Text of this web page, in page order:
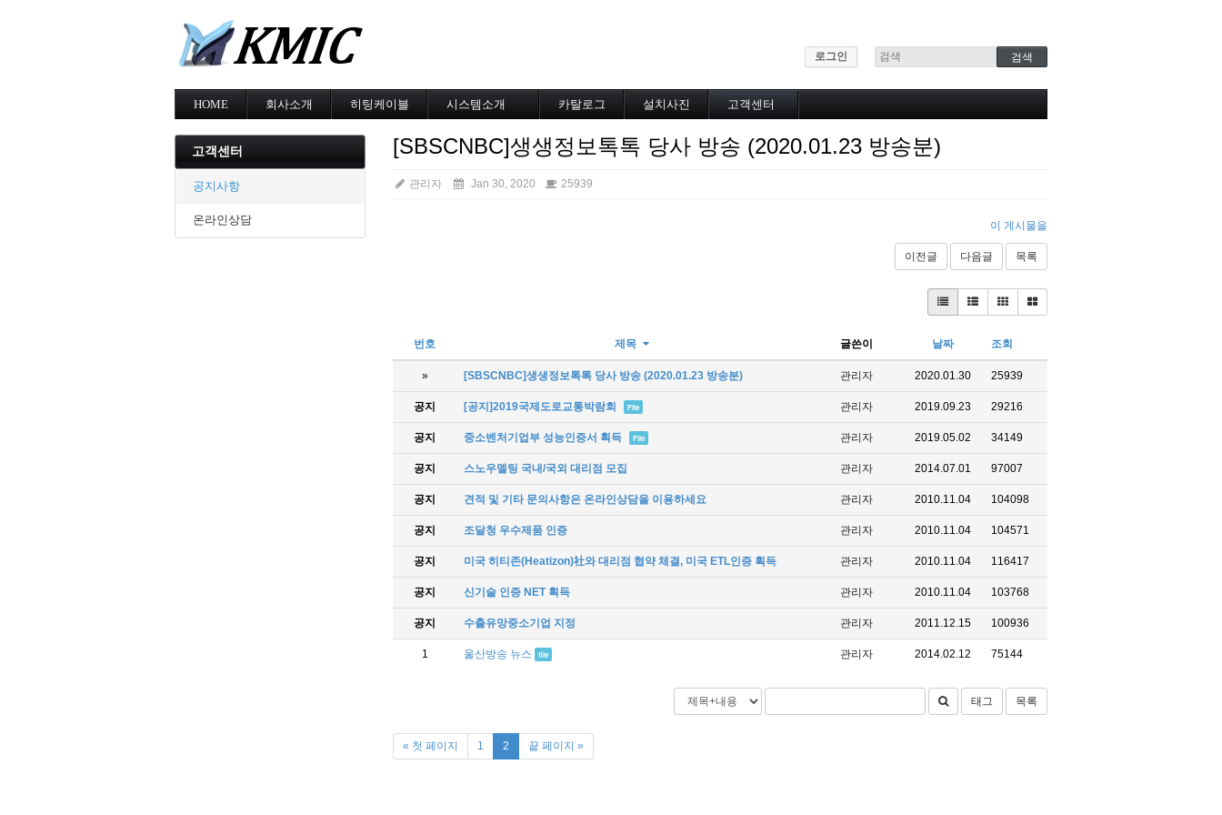
로그인
HOME 회사소개 히팅케이블
스노우멜팅
지붕융설
시스템소개
지붕융설시스템
동파방지
카탈로그 설치사진 고객센터
온라인상담
고객센터
공지사항
온라인상담
[SBSCNBC]생생정보톡톡 당사 방송 (2020.01.23 방송분)
관리자 Jan 30, 2020 25939
이 게시물을
이전글 다음글 목록
번호 제목 글쓴이 날짜 조회
» [SBSCNBC]생생정보톡톡 당사 방송 (2020.01.23 방송분) 관리자 2020.01.30 25939
공지 [공지]2019국제도로교통박람회 File 관리자 2019.09.23 29216
공지 중소벤처기업부 성능인증서 획득 File 관리자 2019.05.02 34149
공지 스노우멜팅 국내/국외 대리점 모집 관리자 2014.07.01 97007
공지 견적 및 기타 문의사항은 온라인상담을 이용하세요 관리자 2010.11.04 104098
공지 조달청 우수제품 인증 관리자 2010.11.04 104571
공지 미국 히티존(Heatizon)社와 대리점 협약 체결, 미국 ETL인증 획득 관리자 2010.11.04 116417
공지 신기술 인증 NET 획득 관리자 2010.11.04 103768
공지 수출유망중소기업 지정 관리자 2011.12.15 100936
1 울산방송 뉴스 file 관리자 2014.02.12 75144
태그 목록
« 첫 페이지 1 2 끝 페이지 »